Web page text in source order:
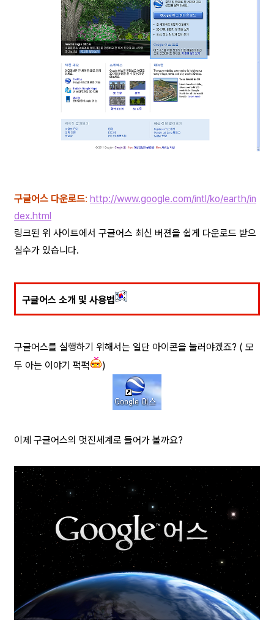
구글어스 다운로드: http://www.google.com/intl/ko/earth/in
dex.html
링크된 위 사이트에서 구글어스 최신 버젼을 쉽게 다운로드 받으
실수가 있습니다.
구글어스 소개 및 사용법
구글어스를 실행하기 위해서는 일단 아이콘을 눌러야겠죠? ( 모
두 아는 이야기 퍽퍽
)
이제 구글어스의 멋진세계로 들어가 볼까요?